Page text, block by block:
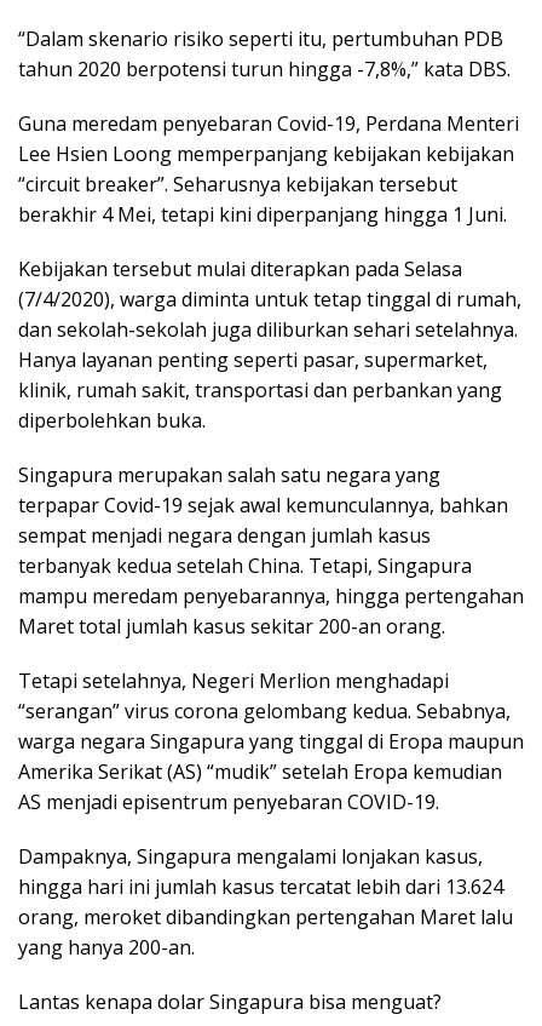
“Dalam skenario risiko seperti itu, pertumbuhan PDB
tahun 2020 berpotensi turun hingga -7,8%,” kata DBS.
Guna meredam penyebaran Covid-19, Perdana Menteri
Lee Hsien Loong memperpanjang kebijakan kebijakan
“circuit breaker”. Seharusnya kebijakan tersebut
berakhir 4 Mei, tetapi kini diperpanjang hingga 1 Juni.
Kebijakan tersebut mulai diterapkan pada Selasa
(7/4/2020), warga diminta untuk tetap tinggal di rumah,
dan sekolah-sekolah juga diliburkan sehari setelahnya.
Hanya layanan penting seperti pasar, supermarket,
klinik, rumah sakit, transportasi dan perbankan yang
diperbolehkan buka.
Singapura merupakan salah satu negara yang
terpapar Covid-19 sejak awal kemunculannya, bahkan
sempat menjadi negara dengan jumlah kasus
terbanyak kedua setelah China. Tetapi, Singapura
mampu meredam penyebarannya, hingga pertengahan
Maret total jumlah kasus sekitar 200-an orang.
Tetapi setelahnya, Negeri Merlion menghadapi
“serangan” virus corona gelombang kedua. Sebabnya,
warga negara Singapura yang tinggal di Eropa maupun
Amerika Serikat (AS) “mudik” setelah Eropa kemudian
AS menjadi episentrum penyebaran COVID-19.
Dampaknya, Singapura mengalami lonjakan kasus,
hingga hari ini jumlah kasus tercatat lebih dari 13.624
orang, meroket dibandingkan pertengahan Maret lalu
yang hanya 200-an.
Lantas kenapa dolar Singapura bisa menguat?